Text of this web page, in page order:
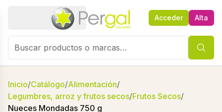
Acceder Alta
Inicio/Catálogo/Alimentación/
Legumbres, arroz y frutos secos/Frutos Secos/
Nueces Mondadas 750 g